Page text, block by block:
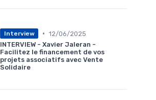
Interview • 12/06/2025
INTERVIEW - Xavier Jaleran -
Facilitez le financement de vos
projets associatifs avec Vente
Solidaire